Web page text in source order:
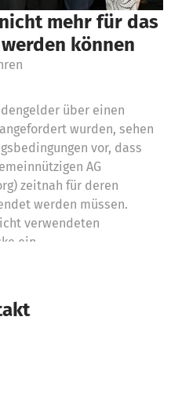
mehr für das
können
über einen
wurden, sehen
vor, dass
AG
zeitnah für deren
werden müssen.
verwendeten
ein